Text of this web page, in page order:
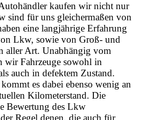
kaufen wir nicht nur
sind für uns gleichermaßen von
eine langjährige Erfahrung
Lkw, sowie von Groß- und
aller Art. Unabhängig vom
wir Fahrzeuge sowohl in
auch in defektem Zustand.
es dabei ebenso wenig an
Kilometerstand. Die
Bewertung des Lkw
Regel denen, die auch für